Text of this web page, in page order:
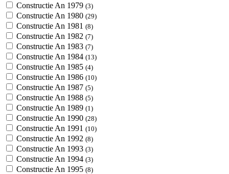
Constructie An 1979 (3)
Constructie An 1980 (29)
Constructie An 1981 (8)
Constructie An 1982 (7)
Constructie An 1983 (7)
Constructie An 1984 (13)
Constructie An 1985 (4)
Constructie An 1986 (10)
Constructie An 1987 (5)
Constructie An 1988 (5)
Constructie An 1989 (1)
Constructie An 1990 (28)
Constructie An 1991 (10)
Constructie An 1992 (8)
Constructie An 1993 (3)
Constructie An 1994 (3)
Constructie An 1995 (8)